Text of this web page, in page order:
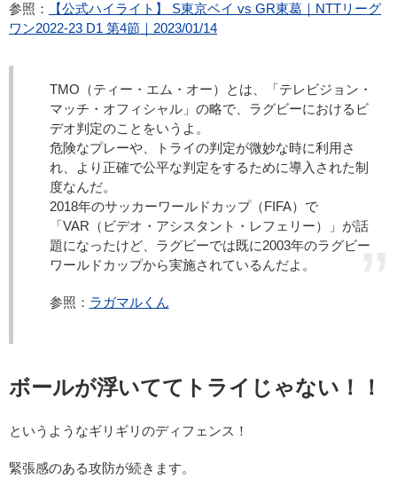
参照：
【公式ハイライト】 S東京ベイ vs GR東葛｜NTTリーグ
ワン2022-23 D1 第4節｜2023/01/14
TMO（ティー・エム・オー）とは、「テレビジョン・
マッチ・オフィシャル」の略で、ラグビーにおける ビ
デオ判定のことをいうよ。
危険なプレーや、 トライの判定が微妙な時に利用さ
れ、より 正確で公平な判定をするために導入された制
度なんだ。
2018年のサッカーワールドカップ（FIFA）で
「VAR（ビデオ・アシスタント・レフェリー）」が話
題になったけど、ラグビーでは既に2003年のラグビー
ワールドカップから実施されているんだよ。
参照： ラガマルくん
ボールが浮いててトライじゃない！！
というようなギリギリのディフェンス！
緊張感のある攻防が続きます。